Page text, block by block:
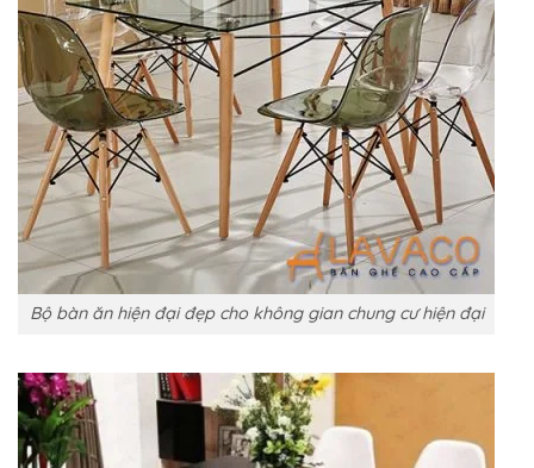
Bộ bàn ăn hiện đại đẹp cho không gian chung cư hiện đại